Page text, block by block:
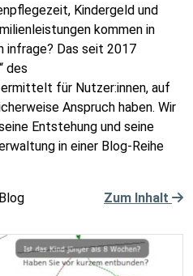
Kindergeld und
kommen in
infrage? Das seit 2017
des
für Nutzer:innen, auf
Anspruch haben. Wir
Entstehung und seine
in einer Blog-Reihe
Blog Zum Inhalt